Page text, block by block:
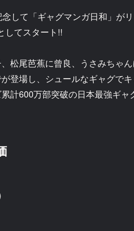
して「ギャグマンガ日和」が
してスタート!!
松尾芭蕉に曾良、うさみちゃ
登場し、シュールなギャグで
計600万部突破の日本最強ギ